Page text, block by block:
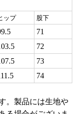
ップ 股下
71
72
73
74
。製品には生地や